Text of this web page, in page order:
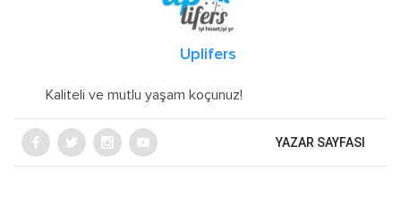
Uplifers
Kaliteli ve mutlu yaşam koçunuz!
YAZAR SAYFASI